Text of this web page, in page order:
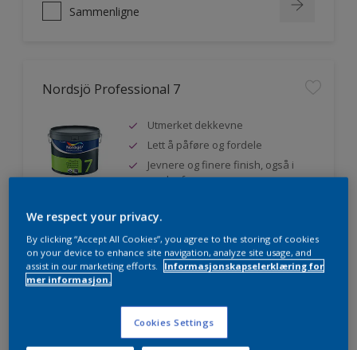
Sammenligne
Nordsjö Professional 7
Utmerket dekkevne
Lett å påføre og fordele
Jevnere og finere finish, også i
mørke farger
Sammenligne
Nordsjö Professional 20
We respect your privacy.
By clicking “Accept All Cookies”, you agree to the storing of cookies
on your device to enhance site navigation, analyze site usage, and
assist in our marketing efforts.
Informasjonskapselerklæring for
mer informasjon.
Cookies Settings